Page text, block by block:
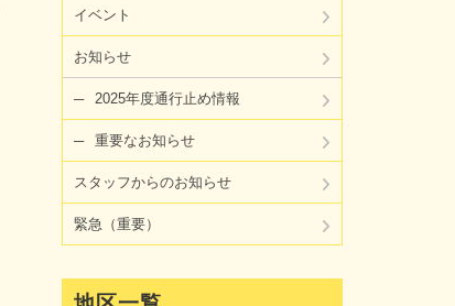
イベント
お知らせ
2025年度通行止め情報
重要なお知らせ
スタッフからのお知らせ
緊急（重要）